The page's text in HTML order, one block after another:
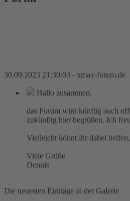
30.09.2023 21:30:03 - xmax-forum.de
Hallo zusammen,
das Forum wird künftig auch
zukünfitg hier begrüßen. Ich
Vielleicht könnt ihr dabei
Viele Grüße
Dennis
Die neuesten Einträge in der Galerie